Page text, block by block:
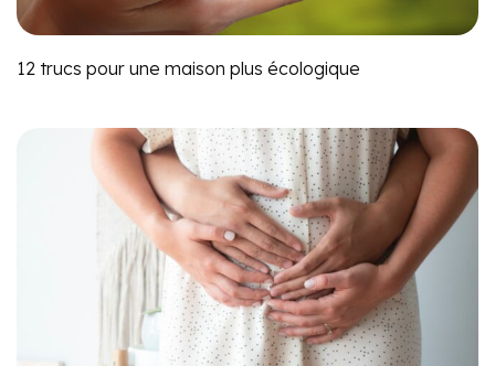
12 trucs pour une maison plus écologique